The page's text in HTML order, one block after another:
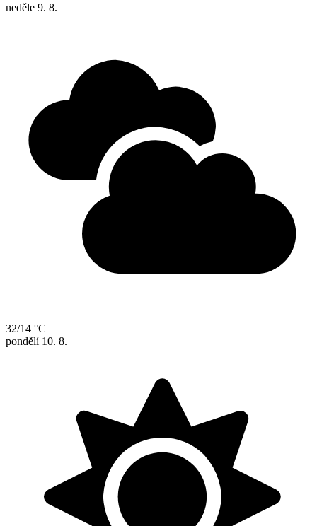
neděle 9. 8.
32/14 °C
pondělí 10. 8.